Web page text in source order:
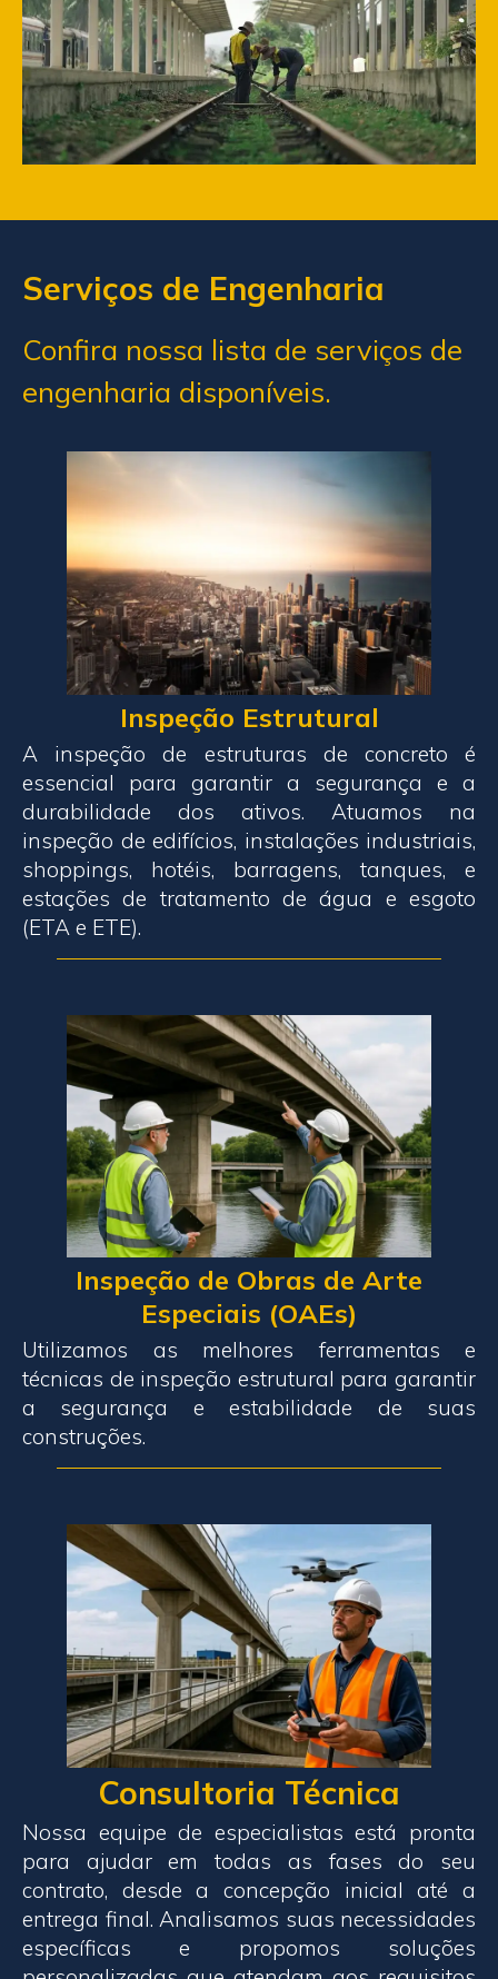
Serviços de Engenharia
Confira nossa lista de serviços de
engenharia disponíveis.
Inspeção Estrutural
A inspeção de estruturas de concreto é
essencial para garantir a segurança e a
durabilidade dos ativos. Atuamos na
inspeção de edifícios, instalações industriais,
shoppings, hotéis, barragens, tanques, e
estações de tratamento de água e esgoto
(ETA e ETE).
Inspeção de Obras de Arte
Especiais (OAEs)
Utilizamos as melhores ferramentas e
técnicas de inspeção estrutural para garantir
a segurança e estabilidade de suas
construções.
Consultoria Técnica
Nossa equipe de especialistas está pronta
para ajudar em todas as fases do seu
contrato, desde a concepção inicial até a
entrega final. Analisamos suas necessidades
específicas e propomos soluções